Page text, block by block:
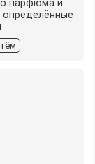
парфюма и